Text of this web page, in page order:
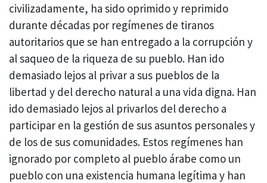
civilizadamente, ha sido oprimido y reprimido
durante décadas por regímenes de tiranos
autoritarios que se han entregado a la corrupción y
al saqueo de la riqueza de su pueblo. Han ido
demasiado lejos al privar a sus pueblos de la
libertad y del derecho natural a una vida digna. Han
ido demasiado lejos al privarlos del derecho a
participar en la gestión de sus asuntos personales y
de los de sus comunidades. Estos regímenes han
ignorado por completo al pueblo árabe como un
pueblo con una existencia humana legítima y han